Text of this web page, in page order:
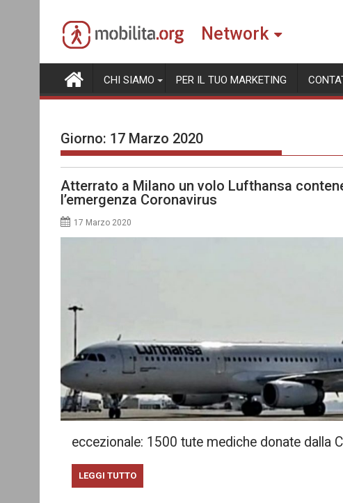
content
Network
CHI SIAMO PER IL TUO MARKETING
Giorno: 17 Marzo 2020
Atterrato a Milano un volo Lufthansa
l’emergenza Coronavirus
17 Marzo 2020
eccezionale: 1500 tute mediche donate dalla
LEGGI TUTTO